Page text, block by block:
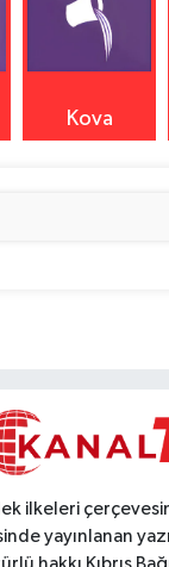
Kova
ilkeleri
yayınlanan